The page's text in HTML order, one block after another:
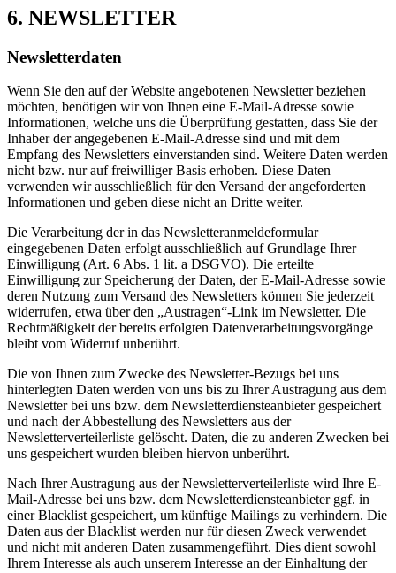
6. NEWSLETTER
Newsletterdaten
Wenn Sie den auf der Website angebotenen Newsletter beziehen
möchten, benötigen wir von Ihnen eine E-Mail-Adresse sowie
Informationen, welche uns die Überprüfung gestatten, dass Sie der
Inhaber der angegebenen E-Mail-Adresse sind und mit dem
Empfang des Newsletters einverstanden sind. Weitere Daten werden
nicht bzw. nur auf freiwilliger Basis erhoben. Diese Daten
verwenden wir ausschließlich für den Versand der angeforderten
Informationen und geben diese nicht an Dritte weiter.
Die Verarbeitung der in das Newsletteranmeldeformular
eingegebenen Daten erfolgt ausschließlich auf Grundlage Ihrer
Einwilligung (Art. 6 Abs. 1 lit. a DSGVO). Die erteilte
Einwilligung zur Speicherung der Daten, der E-Mail-Adresse sowie
deren Nutzung zum Versand des Newsletters können Sie jederzeit
widerrufen, etwa über den „Austragen“-Link im Newsletter. Die
Rechtmäßigkeit der bereits erfolgten Datenverarbeitungsvorgänge
bleibt vom Widerruf unberührt.
Die von Ihnen zum Zwecke des Newsletter-Bezugs bei uns
hinterlegten Daten werden von uns bis zu Ihrer Austragung aus dem
Newsletter bei uns bzw. dem Newsletterdiensteanbieter gespeichert
und nach der Abbestellung des Newsletters aus der
Newsletterverteilerliste gelöscht. Daten, die zu anderen Zwecken bei
uns gespeichert wurden bleiben hiervon unberührt.
Nach Ihrer Austragung aus der Newsletterverteilerliste wird Ihre E-
Mail-Adresse bei uns bzw. dem Newsletterdiensteanbieter ggf. in
einer Blacklist gespeichert, um künftige Mailings zu verhindern. Die
Daten aus der Blacklist werden nur für diesen Zweck verwendet
und nicht mit anderen Daten zusammengeführt. Dies dient sowohl
Ihrem Interesse als auch unserem Interesse an der Einhaltung der